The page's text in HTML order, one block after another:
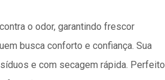
o odor, garantindo frescor
busca conforto e confiança. Sua
e com secagem rápida. Perfeito